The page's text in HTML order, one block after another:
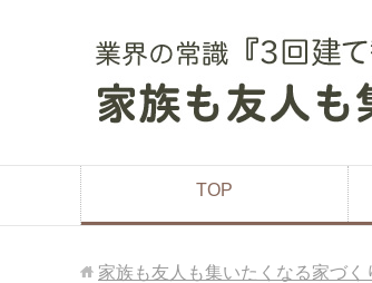
TOP
家族も友人も集いたくなる家づく